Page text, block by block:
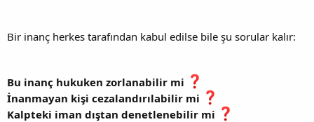
Bir inanç herkes tarafından kabul edilse bile şu sorular kalır:
Bu inanç hukuken zorlanabilir mi
İnanmayan kişi cezalandırılabilir mi
Kalpteki iman dıştan denetlenebilir mi